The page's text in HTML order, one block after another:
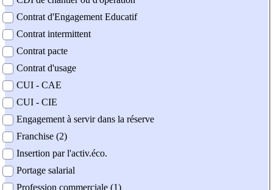
Contrat d'Engagement Educatif
Contrat intermittent
Contrat pacte
Contrat d'usage
CUI - CAE
CUI - CIE
Engagement à servir dans la réserve
Franchise (2)
Insertion par l'activ.éco.
Portage salarial
Profession commerciale (1)